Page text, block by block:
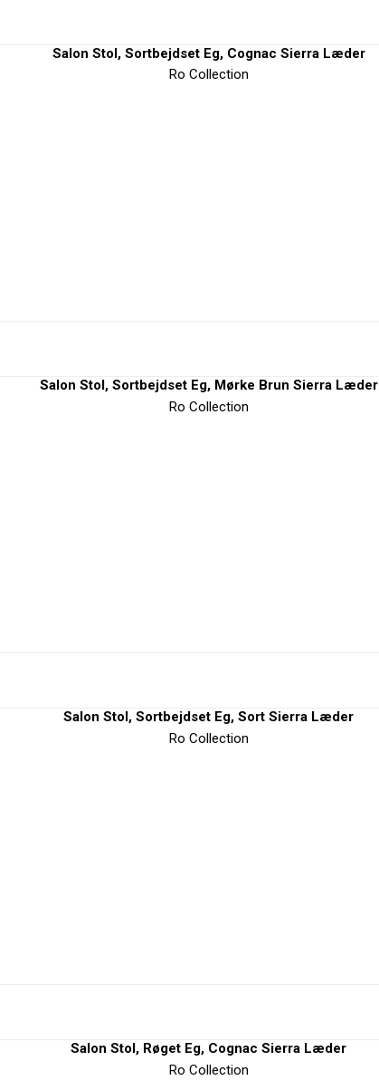
Salon Stol, Sortbejdset Eg, Cognac Sierra Læder
Ro Collection
Salon Stol, Sortbejdset Eg, Mørke Brun Sierra Læder
Ro Collection
Salon Stol, Sortbejdset Eg, Sort Sierra Læder
Ro Collection
Salon Stol, Røget Eg, Cognac Sierra Læder
Ro Collection